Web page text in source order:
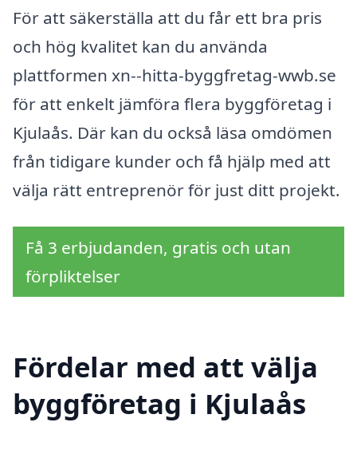
För att säkerställa att du får ett bra pris
och hög kvalitet kan du använda
plattformen xn--hitta-byggfretag-wwb.se
för att enkelt jämföra flera byggföretag i
Kjulaås. Där kan du också läsa omdömen
från tidigare kunder och få hjälp med att
välja rätt entreprenör för just ditt projekt.
Få 3 erbjudanden, gratis och utan
förpliktelser
Fördelar med att välja
byggföretag i Kjulaås